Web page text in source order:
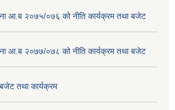
आ.ब २०७५/०७६ को नीति कार्यक्रम तथा बजेट
आ.ब २०७७/०७८ को नीति कार्यक्रम तथा बजेट
तथा कार्यक्रम